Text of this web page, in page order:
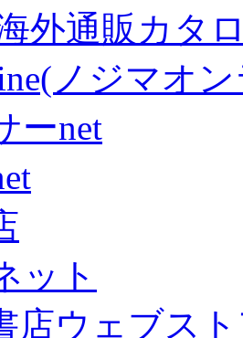
外通販カタ
ノジマオ
ーnet
ット
店ウェブス